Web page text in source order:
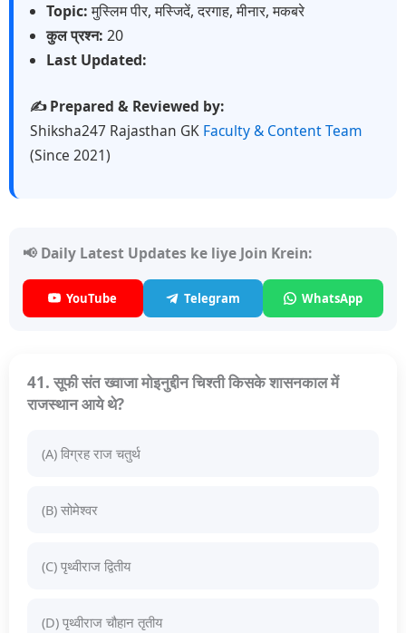
Topic:मुस्लिम पीर, मस्जिदें, दरगाह, मीनार, मकबरे
कुल प्रश्न: 20
Last Updated:
✍️ Prepared & Reviewed by:
Shiksha247 Rajasthan GK Faculty & Content Team
(Since 2021)
📢 Daily Latest Updates ke liye Join Krein:
YouTube Telegram WhatsApp
41. सूफी संत ख्वाजा मोइनुद्दीन चिश्ती किसके शासनकाल में
राजस्थान आये थे?
(A) विग्रह राज चतुर्थ
(B) सोमेश्वर
(C) पृथ्वीराज द्वितीय
(D) पृथ्वीराज चौहान तृतीय